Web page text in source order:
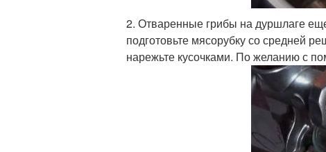
2. Отваренные грибы на дуршлаге
подготовьте мясорубку со средней
нарежьте кусочками. По желанию с